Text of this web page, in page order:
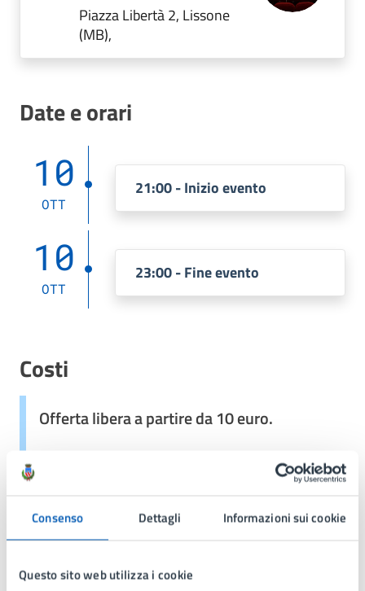
Consenso Dettagli Informazioni sui cookie
Questo sito web utilizza i cookie
Piazza Libertà 2, Lissone
(MB),
Date e orari
10
OTT
21:00 - Inizio evento
10
OTT
23:00 - Fine evento
Costi
Offerta libera a partire da 10 euro.
Allegati
due patroni" (PDF 991.17 kB)